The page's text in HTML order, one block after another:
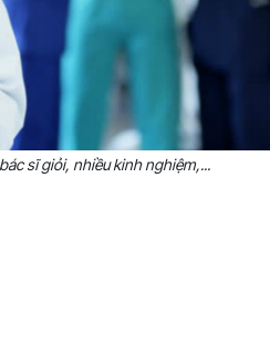
sĩ giỏi, nhiều kinh nghiệm,...